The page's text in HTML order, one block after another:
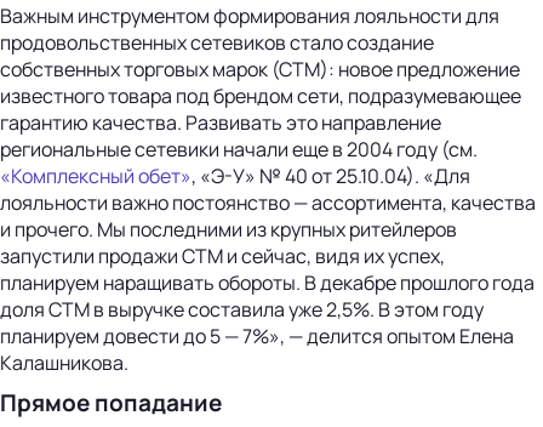
Важным инструментом формирования лояльности для
продовольственных сетевиков стало создание
собственных торговых марок (СТМ): новое предложение
известного товара под брендом сети, подразумевающее
гарантию качества. Развивать это направление
региональные сетевики начали еще в 2004 году (см.
«Комплексный обет», «Э-У» № 40 от 25.10.04). «Для
лояльности важно постоянство — ассортимента, качества
и прочего. Мы последними из крупных ритейлеров
запустили продажи СТМ и сейчас, видя их успех,
планируем наращивать обороты. В декабре прошлого года
доля СТМ в выручке составила уже 2,5%. В этом году
планируем довести до 5 — 7%», — делится опытом Елена
Калашникова.
Прямое попадание